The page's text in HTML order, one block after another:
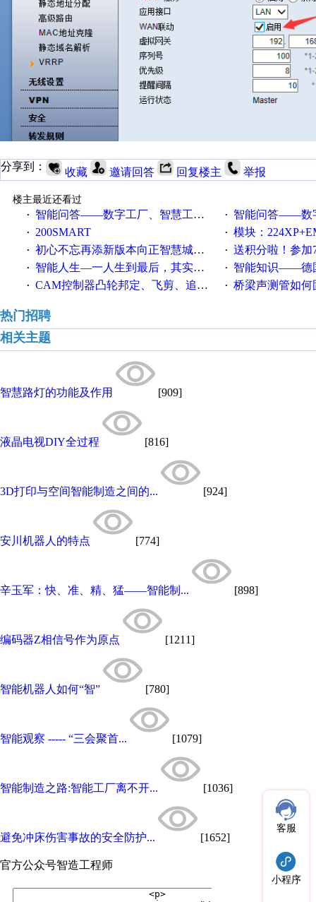
分享到： 收藏 邀请回答 回复楼主 举报
楼主最近还看过
·
智能问答——数字工厂、智慧工厂和智能制造三者的区别是什么？ · 智能问答——数字化工厂与
· 200SMART · 模块：
· 初心不忘再添新版本向正智慧城市云展厅3.0版亮相 · 送积分啦！参加7月6日
· 智能人生—一人生到最后，其实拼的都是人品 · 智能知识——德国工业崛起
· CAM控制器凸轮邦定、飞剪、追剪等C功能块 · 桥梁声测管如何固
热门招聘
相关主题
智慧路灯的功能及作用 [909]
液晶电视DIY全过程 [816]
3D打印与空间智能制造之间的... [924]
安川机器人的特点 [774]
辛玉军：快、准、精、猛——智能制... [898]
编码器Z相信号作为原点 [1211]
智能机器人如何“智” [780]
智能观察 ----- “三会聚首... [1079]
智能制造之路:智能工厂离不开... [1036]
避免冲床伤害事故的安全防护... [1652]
官方公众号智造工程师
客服
小程序